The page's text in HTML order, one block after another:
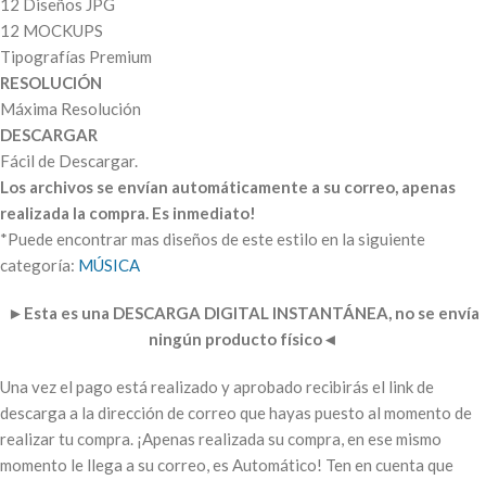
12 Diseños JPG
12 MOCKUPS
Tipografías Premium
RESOLUCIÓN
Máxima Resolución
DESCARGAR
Fácil de Descargar.
Los archivos se envían automáticamente a su correo, apenas
realizada la compra. Es inmediato!
*Puede encontrar mas diseños de este estilo en la siguiente
categoría: MÚSICA
► Esta es una DESCARGA DIGITAL INSTANTÁNEA, no se envía
ningún producto físico◄
Una vez el pago está realizado y aprobado recibirás el link de
descarga a la dirección de correo que hayas puesto al momento de
realizar tu compra. ¡Apenas realizada su compra, en ese mismo
momento le llega a su correo, es Automático! Ten en cuenta que